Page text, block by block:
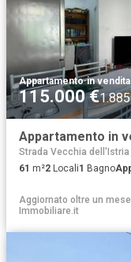
Appartamento·in vendita
115.000 €
Appartamento in
Strada Vecchia dell'Istria
61 m²2 Locali1 Bagno
Aggiornato oltre un
Immobiliare.it